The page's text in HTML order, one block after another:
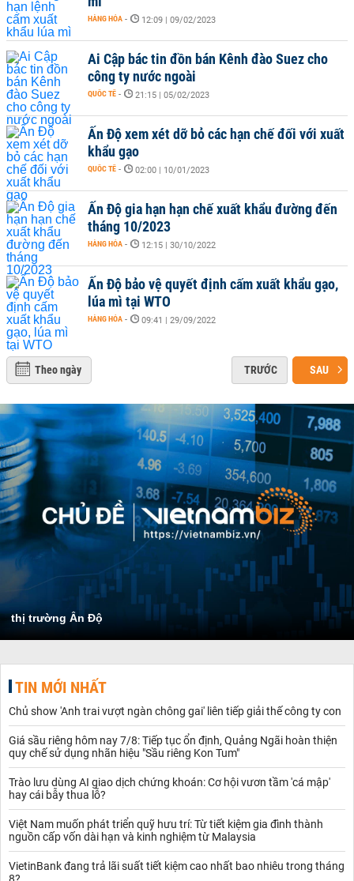
HÀNG HÓA - 12:09 | 09/02/2023
Ai Cập bác tin đồn bán Kênh đào Suez cho
công ty nước ngoài
QUỐC TẾ - 21:15 | 05/02/2023
Ấn Độ xem xét dỡ bỏ các hạn chế đối với xuất
khẩu gạo
QUỐC TẾ - 02:00 | 10/01/2023
Ấn Độ gia hạn hạn chế xuất khẩu đường đến
tháng 10/2023
HÀNG HÓA - 12:15 | 30/10/2022
Ấn Độ bảo vệ quyết định cấm xuất khẩu gạo,
lúa mì tại WTO
HÀNG HÓA - 09:41 | 29/09/2022
Theo ngày TRƯỚC SAU
thị trường Ấn Độ
TIN MỚI NHẤT
Chủ show 'Anh trai vượt ngàn chông gai' liên tiếp giải thế công ty con
Giá sầu riêng hôm nay 7/8: Tiếp tục ổn định, Quảng Ngãi hoàn thiện
quy chế sử dụng nhãn hiệu "Sầu riêng Kon Tum"
Trào lưu dùng AI giao dịch chứng khoán: Cơ hội vươn tầm 'cá mập'
hay cái bẫy thua lỗ?
Việt Nam muốn phát triển quỹ hưu trí: Từ tiết kiệm gia đình thành
nguồn cấp vốn dài hạn và kinh nghiệm từ Malaysia
VietinBank đang trả lãi suất tiết kiệm cao nhất bao nhiêu trong tháng
8?